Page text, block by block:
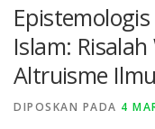
GALLERY TEAM
CONTACT
Islam:
Altruisme
DIPOSKAN PADA 4